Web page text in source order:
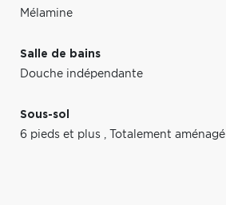
Mélamine
Salle de bains
Douche indépendante
Sous-sol
6 pieds et plus , Totalement aménagé